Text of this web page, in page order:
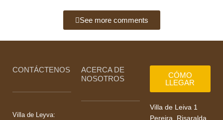
See more comments
CONTÁCTENOS
Villa de Leyva:
ACERCA DE
NOSOTROS
CÓMO
LLEGAR
Villa de Leiva 1
Pereira, Risaralda